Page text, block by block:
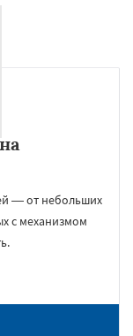
— от небольших
с механизмом